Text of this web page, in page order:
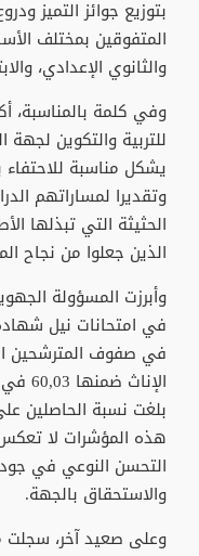
بتوزيع جوائز التميز
المتفوقين بمختلف
والثانوي الإعدادي،
وفي كلمة بالمناسبة،
للتربية والتكوين
يشكل مناسبة للاحتفاء
وتقديرا لمساراتهم
الحثيثة التي تبذلها
الذين جعلوا من نجاح
وأبرزت المسؤولة
في امتحانات نيل
هذه المؤشرات لا
التحسن النوعي في
والاستحقاق بالجهة.
وعلى صعيد آخر،